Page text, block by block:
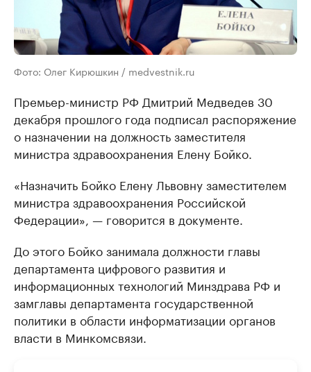
Фото: Олег Кирюшкин / medvestnik.ru
Премьер-министр РФ Дмитрий Медведев 30
декабря прошлого года подписал распоряжение
о назначении на должность заместителя
министра здравоохранения Елену Бойко.
«Назначить Бойко Елену Львовну заместителем
министра здравоохранения Российской
Федерации», — говорится в документе.
До этого Бойко занимала должности главы
департамента цифрового развития и
информационных технологий Минздрава РФ и
замглавы департамента государственной
политики в области информатизации органов
власти в Минкомсвязи.